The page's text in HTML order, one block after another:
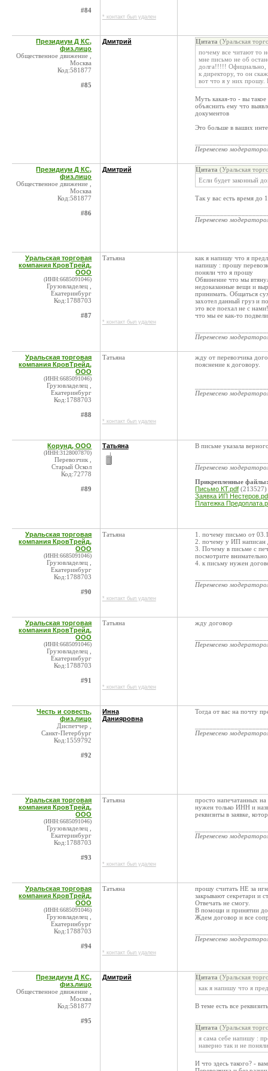
#84
* контакт был удален
Президиум Д КС,
физ.лицо
Общественное движение ,
Москва
Код:581877
#85
Дмитрий Цитата (Уральская
почему все читают то
мне письмо не об
долга!!!!! Официально,
к директору, то он
вот что я у них прошу.
Муть какая-то - вы
объяснить ему что
документов
Это больше в ваших
Перенесено
Президиум Д КС,
физ.лицо
Общественное движение ,
Москва
Код:581877
#86
Дмитрий Цитата (Уральская
Если будет законный
Так у вас есть время до
Перенесено
Уральская торговая
компания КровТрейд,
ООО
(ИНН:6685091046)
Грузовладелец ,
Екатеринбург
Код:1788703
#87
Татьяна
* контакт был удален
как я напишу что я
напишу : прошу
поняли что я прошу
Обвинение что мы
недоказанные вещи и
принимать. Общаться
захотел данный груз и
это все поехал не с
что мы ее как-то
Перенесено
Уральская торговая
компания КровТрейд,
ООО
(ИНН:6685091046)
Грузовладелец ,
Екатеринбург
Код:1788703
#88
Татьяна
* контакт был удален
жду от перевозчика
пояснение к договору.
Перенесено
Корунд, ООО
(ИНН:3128007870)
Перевозчик ,
Старый Оскол
Код:72778
#89
Татьяна
В письме указала
Перенесено
Прикрепленные файлы:
Письмо КТ.pdf (213527)
Заявка ИП
Платежка
Уральская торговая
компания КровТрейд,
ООО
(ИНН:6685091046)
Грузовладелец ,
Екатеринбург
Код:1788703
#90
Татьяна
* контакт был удален
1. почему письмо от
2. почему у ИП написан
3. Почему в письме с
посмотрите
4. к письму нужен
Перенесено
Уральская торговая
компания КровТрейд,
ООО
(ИНН:6685091046)
Грузовладелец ,
Екатеринбург
Код:1788703
#91
Татьяна
* контакт был удален
жду договор
Перенесено
Честь и совесть,
физ.лицо
Диспетчер ,
Санкт-Петербург
Код:1559792
#92
Инна
Данияровна
Тогда от вас на почту
Перенесено
Уральская торговая
компания КровТрейд,
ООО
(ИНН:6685091046)
Грузовладелец ,
Екатеринбург
Код:1788703
#93
Татьяна
* контакт был удален
просто напечатанных на
нужен только ИНН и
реквизиты в заявке,
Перенесено
Уральская торговая
компания КровТрейд,
ООО
(ИНН:6685091046)
Грузовладелец ,
Екатеринбург
Код:1788703
#94
Татьяна
* контакт был удален
прошу считать НЕ за
закрывают секретари и
Отвечать не смогу.
В помощи и принятии
Ждем договор и все
Перенесено
Президиум Д КС,
физ.лицо
Общественное движение ,
Москва
Код:581877
#95
Дмитрий Цитата (Уральская
как я напишу что я
В теме есть все
Цитата (Уральская
я сама себе напишу :
наверно так и не
И что здесь такого? -